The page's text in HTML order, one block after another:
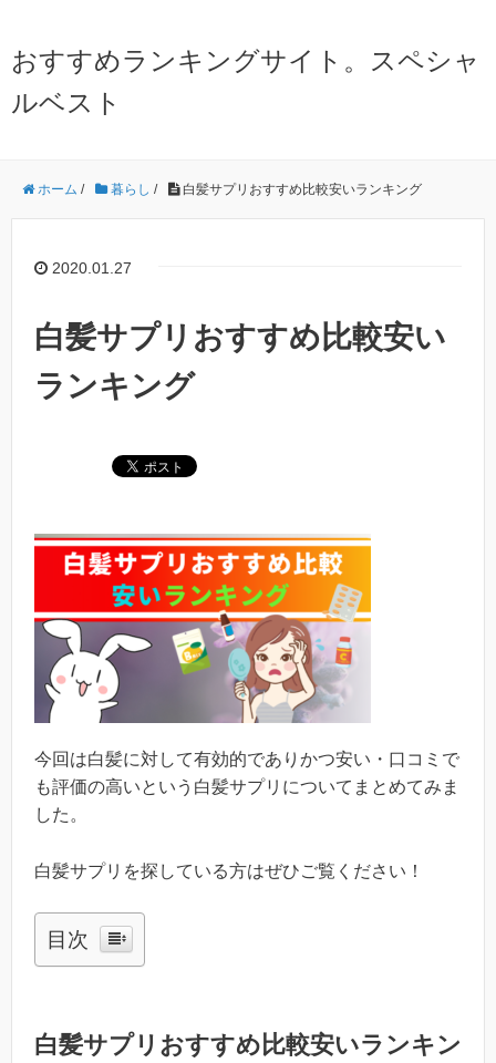
おすすめランキングサイト。スペシャ
ルベスト
ホーム / 暮らし / 白髪サプリおすすめ比較安いランキング
2020.01.27
白髪サプリおすすめ比較安い
ランキング
今回は白髪に対して有効的でありかつ安い・口コミで
も評価の高いという白髪サプリについてまとめてみま
した。
白髪サプリを探している方はぜひご覧ください！
目次
白髪サプリおすすめ比較安いランキン